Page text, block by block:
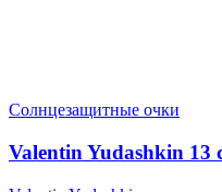
Солнцезащитные очки
Valentin Yudashkin 13